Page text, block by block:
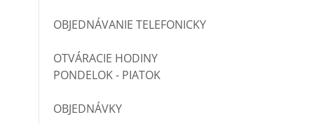
OBJEDNÁVANIE TELEFONICKY
OTVÁRACIE HODINY
PONDELOK - PIATOK
OBJEDNÁVKY